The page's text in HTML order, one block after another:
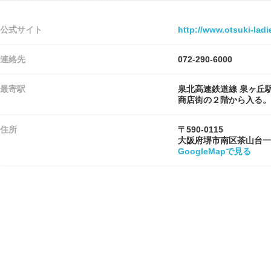
公式サイト http://www.otsuki-
連絡先 072-290-6000
最寄駅
泉北高速鉄道線 泉ヶ丘
商店街の２階から入る。
住所
〒590-0115
大阪府堺市南区茶山台
GoogleMapで見る